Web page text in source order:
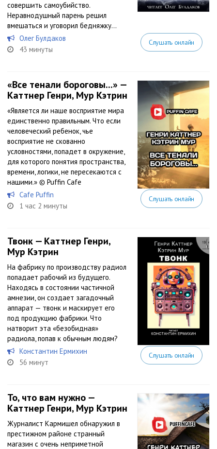
совершить самоубийство.
Неравнодушный парень решил
вмешаться и уговорил бедняжку...
Олег Булдаков
43 минуты
Слушать онлайн
«Все тенали бороговы...» —
Каттнер Генри, Мур Кэтрин
«Является ли наше восприятие мира
единственно правильным. Что если
человеческий ребенок, чье
восприятие не скованно
условностями, попадет в окружение,
для которого понятия пространства,
времени, логики, не пересекаются с
нашими.» © Puffin Cafe
Cafe Puffin
1 час 2 минуты
Слушать онлайн
Твонк — Каттнер Генри,
Мур Кэтрин
На фабрику по производству радиол
попадает рабочий из будущего.
Находясь в состоянии частичной
амнезии, он создает загадочный
аппарат — твонк и маскирует его
под продукцию фабрики. Что
натворит эта «безобидная»
радиола, попав к обычным людям?
Константин Ермихин
56 минут
Слушать онлайн
То, что вам нужно —
Каттнер Генри, Мур Кэтрин
Журналист Кармишел обнаружил в
престижном районе странный
магазин с очень неприметной